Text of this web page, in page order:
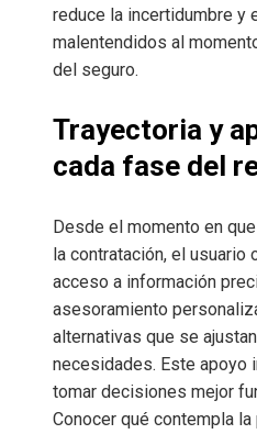
reduce la incertidumbre y
malentendidos al
del seguro.
Trayectoria y
cada fase del
Desde el momento en
la contratación, el usuario
acceso a información
asesoramiento
alternativas que se
necesidades. Este apoyo
tomar decisiones mejor
Conocer qué contempla